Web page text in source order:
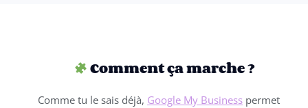
Comment ça marche ?
Comme tu le sais déjà, Google My Business permet